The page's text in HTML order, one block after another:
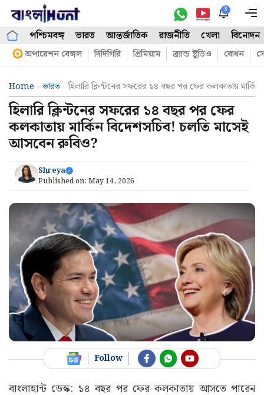
Skip
content
3
পশ্চিমবঙ্গ ভারত আন্তর্জাতিক রাজনীতি খেলা বিনোদন
অপারেশন বেঙ্গল দিদিগিরি প্রিমিয়াম ব্র্যান্ড ষ্টুডিও বোধন
Home -ভারত -হিলারি ক্লিন্টনের সফরের ১৪ বছর পর ফের কলকাতায়
হিলারি ক্লিন্টনের সফরের ১৪ বছর পর ফের
কলকাতায় মার্কিন বিদেশসচিব! চলতি মাসেই
আসবেন রুবিও?
Shreya
Published on: May 14, 2026
Follow
বাংলাহান্ট ডেস্ক: ১৪ বছর পর ফের কলকাতায় আসতে পারেন